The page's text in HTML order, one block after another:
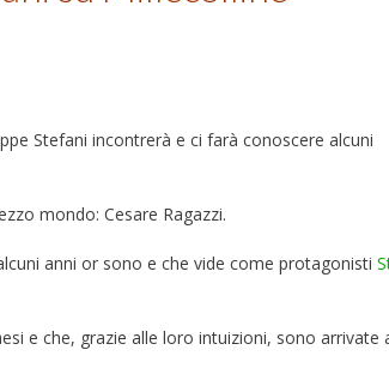
Stefani incontrerà e ci farà conoscere alcuni
mondo: Cesare Ragazzi.
anni or sono e che vide come protagonisti
e che, grazie alle loro intuizioni, sono arrivate